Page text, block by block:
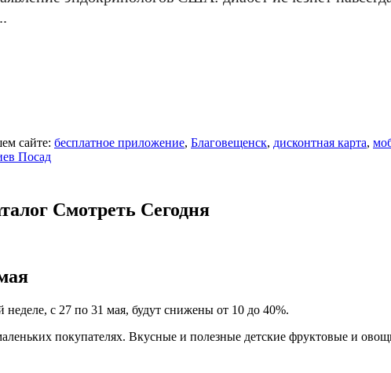
сайте: бесплатное приложение, Благовещенск, дисконтная карта,
Посад
Смотреть Сегодня
с 27 по 31 мая, будут снижены от 10 до 40%.
покупателях. Вкусные и полезные детские фруктовые и